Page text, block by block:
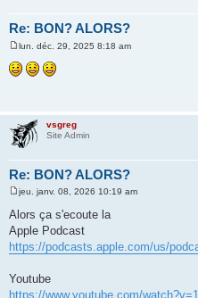
Re: BON? ALORS?
e
s
e
lun. déc. 29, 2025 8:18 am
vsgreg
Site Admin
Re: BON? ALORS?
M
s
s
a
g
jeu. janv. 08, 2026 10:19 am
Alors ça s'ecoute la
Apple Podcast
https://podcasts.apple.com/us/
Youtube
https://www.youtube.com/